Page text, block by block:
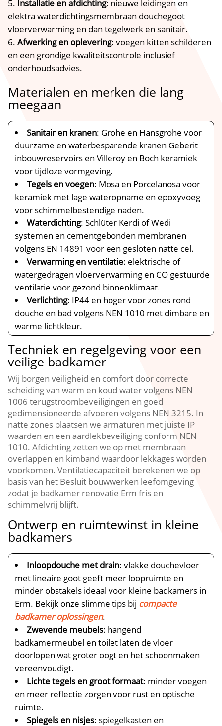
Installatie en afdichting: nieuwe leidingen en
elektra waterdichtingsmembraan douchegoot
vloerverwarming en dan tegelwerk en sanitair.
Afwerking en oplevering: voegen kitten schilderen
en een grondige kwaliteitscontrole inclusief
onderhoudsadvies.
Materialen en merken die lang
meegaan
Sanitair en kranen: Grohe en Hansgrohe voor
duurzame en waterbesparende kranen Geberit
inbouwreservoirs en Villeroy en Boch keramiek
voor tijdloze vormgeving.
Tegels en voegen: Mosa en Porcelanosa voor
keramiek met lage wateropname en epoxyvoeg
voor schimmelbestendige naden.
Waterdichting: Schlüter Kerdi of Wedi
systemen en cementgebonden membranen
volgens EN 14891 voor een gesloten natte cel.
Verwarming en ventilatie: elektrische of
watergedragen vloerverwarming en CO gestuurde
ventilatie voor gezond binnenklimaat.
Verlichting: IP44 en hoger voor zones rond
douche en bad volgens NEN 1010 met dimbare en
warme lichtkleur.
Techniek en regelgeving voor een
veilige badkamer
Wij borgen veiligheid en comfort door correcte
scheiding van warm en koud water volgens NEN
1006 terugstroombeveiligingen en goed
gedimensioneerde afvoeren volgens NEN 3215. In
natte zones plaatsen we armaturen met juiste IP
waarden en een aardlekbeveiliging conform NEN
1010. Afdichting zetten we op met membraan
overlappen en kimband waardoor lekkages worden
voorkomen. Ventilatiecapaciteit berekenen we op
basis van het Besluit bouwwerken leefomgeving
zodat je badkamer renovatie Erm fris en
schimmelvrij blijft.
Ontwerp en ruimtewinst in kleine
badkamers
Inloopdouche met drain: vlakke douchevloer
met lineaire goot geeft meer loopruimte en
minder obstakels ideaal voor kleine badkamers in
Erm. Bekijk onze slimme tips bij compacte
badkamer oplossingen.
Zwevende meubels: hangend
badkamermeubel en toilet laten de vloer
doorlopen wat groter oogt en het schoonmaken
vereenvoudigt.
Lichte tegels en groot formaat: minder voegen
en meer reflectie zorgen voor rust en optische
ruimte.
Spiegels en nisjes: spiegelkasten en